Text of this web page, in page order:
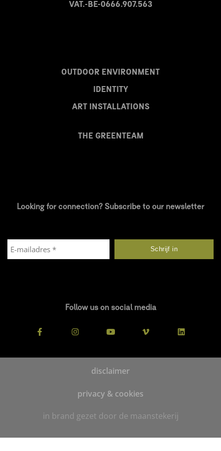
OUTDOOR ENVIRONMENT
IDENTITY
ART INSTALLATIONS
THE GREENTEAM
VAT.-BE-0666.907.563
Looking for connection? Subscribe to our newsletter
Follow us on social media
in brand gezet door de maanstekerij
privacy & cookies
disclaimer